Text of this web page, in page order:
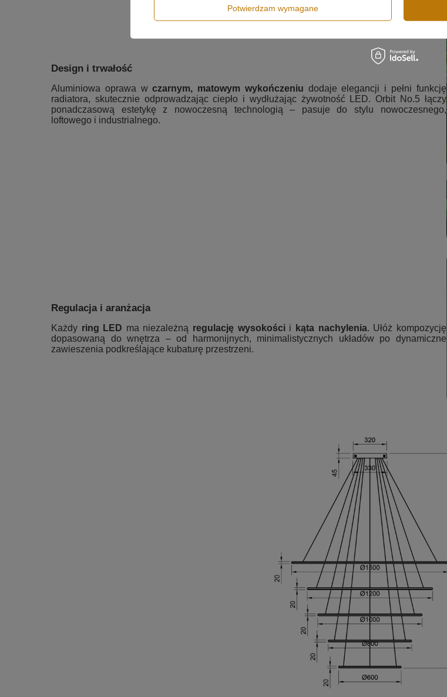
Design i trwałość
Aluminiowa oprawa wczarnym, matowym wykończeniu dodaje elegancji i pełni funkcję
radiatora, skutecznie odprowadzając ciepło i wydłużając żywotność LED. Orbit No.5 łączy
ponadczasową estetykę z nowoczesną technologią – pasuje do stylu nowoczesnego,
loftowego i industrialnego.
Regulacja i aranżacja
Każdy ring LED ma niezależną regulację wysokościi kąta nachylenia. Ułóż kompozycję
dopasowaną do wnętrza – od harmonijnych, minimalistycznych układów po dynamiczne
zawieszenia podkreślające kubaturę przestrzeni.
Potwierdzam wymagane